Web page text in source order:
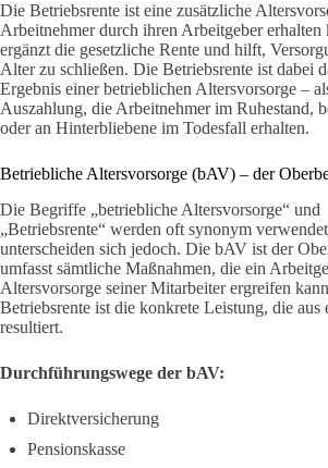
Die Betriebsrente ist eine zusätzliche
Arbeitnehmer durch ihren Arbeitgeber erhalten
ergänzt die gesetzliche Rente und hilft,
Alter zu schließen. Die Betriebsrente ist dabei
Ergebnis einer betrieblichen Altersvorsorge –
Auszahlung, die Arbeitnehmer im Ruhestand,
oder an Hinterbliebene im Todesfall erhalten.
Betriebliche Altersvorsorge (bAV) – der
Die Begriffe „betriebliche Altersvorsorge“ und
„Betriebsrente“ werden oft synonym
unterscheiden sich jedoch. Die bAV ist der
umfasst sämtliche Maßnahmen, die ein
Altersvorsorge seiner Mitarbeiter ergreifen
Betriebsrente ist die konkrete Leistung, die aus
resultiert.
Durchführungswege der bAV:
Direktversicherung
Pensionskasse